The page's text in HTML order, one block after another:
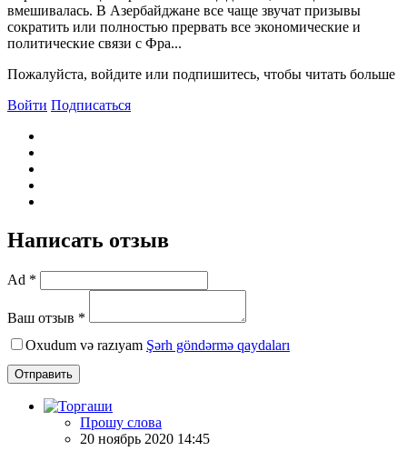
вмешивалась. В Азербайджане все чаще звучат призывы
сократить или полностью прервать все экономические и
политические связи с Фра...
Пожалуйста, войдите или подпишитесь, чтобы читать больше
Войти Подписаться
Написать отзыв
Ad *
Ваш отзыв *
Oxudum və razıyam Şərh göndərmə qaydaları
Отправить
Прошу слова
20 ноябрь 2020 14:45